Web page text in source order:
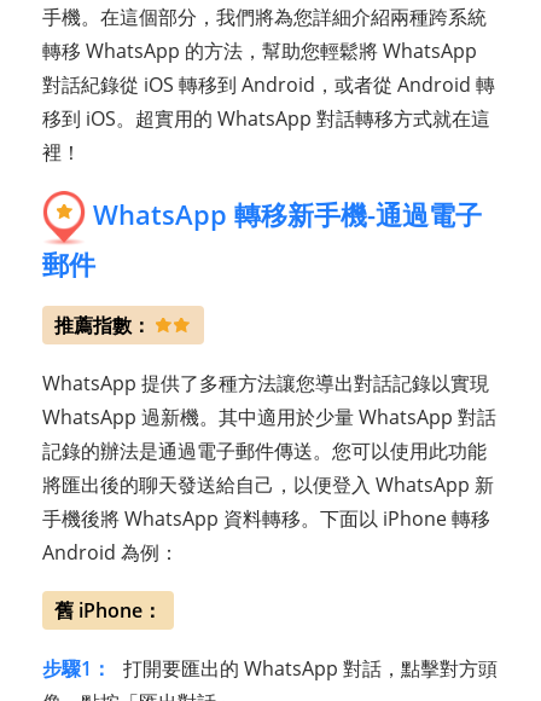
手機。在這個部分，我們將為您詳細介紹兩種跨系統
轉移 WhatsApp 的方法，幫助您輕鬆將 WhatsApp
對話紀錄從 iOS 轉移到 Android，或者從 Android 轉
移到 iOS。超實用的 WhatsApp 對話轉移方式就在這
裡！
WhatsApp 轉移新手機-通過電子
郵件
推薦指數：
WhatsApp 提供了多種方法讓您導出對話記錄以實現
WhatsApp 過新機。其中適用於少量 WhatsApp 對話
記錄的辦法是通過電子郵件傳送。您可以使用此功能
將匯出後的聊天發送給自己，以便登入 WhatsApp 新
手機後將 WhatsApp 資料轉移。下面以 iPhone 轉移
Android 為例：
舊 iPhone：
步驟1：
打開要匯出的 WhatsApp 對話，點擊對方頭